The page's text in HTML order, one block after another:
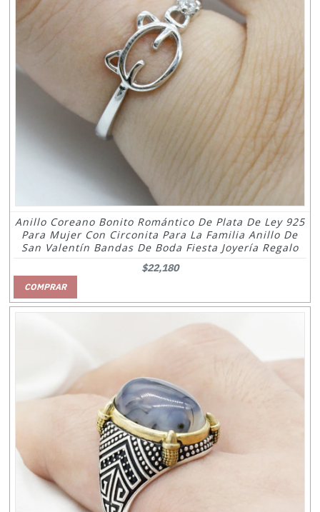
Anillo Coreano Bonito Romántico De Plata De Ley 925
Para Mujer Con Circonita Para La Familia Anillo De
San Valentín Bandas De Boda Fiesta Joyería Regalo
$22,180
COMPRAR